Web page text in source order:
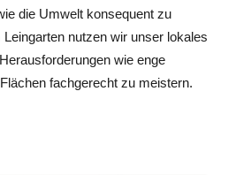
die Umwelt konsequent zu
nutzen wir unser lokales
wie enge
fachgerecht zu meistern.